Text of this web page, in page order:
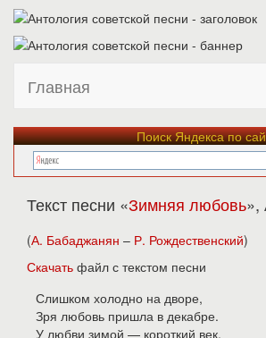
Главная
Поиск Яндекса по
Текст песни «Зимняя любовь
(А. Бабаджанян – Р. Рождественский)
Скачать файл с текстом песни
Слишком холодно на дворе,
Зря любовь пришла в декабре.
У любви зимой — короткий век.